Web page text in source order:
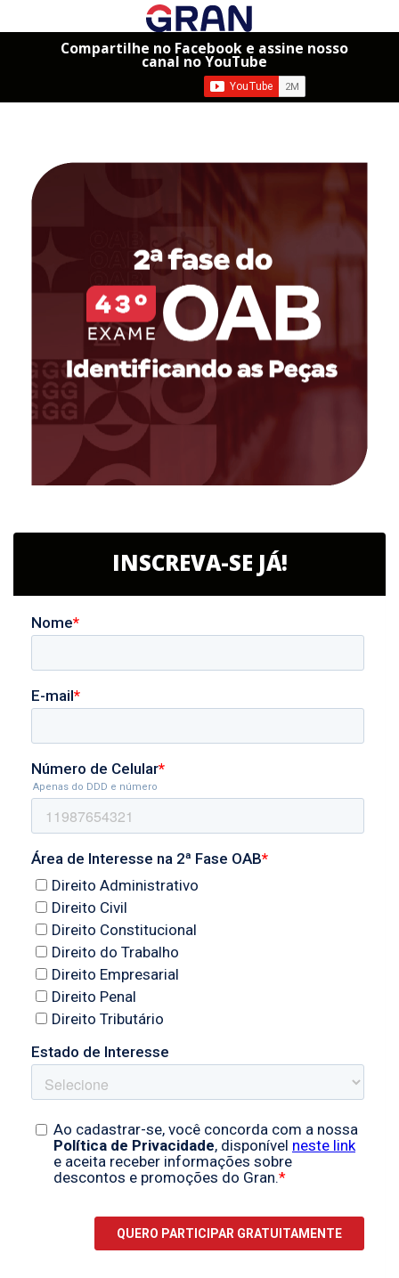
Compartilhe no Facebook e assine nosso
canal no YouTube
INSCREVA-SE JÁ!